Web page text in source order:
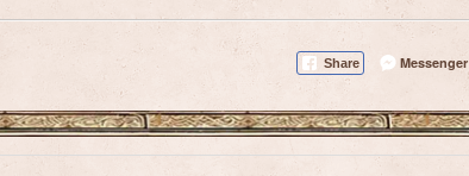
Share Messenger